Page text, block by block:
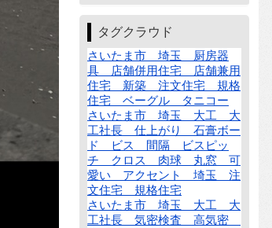
タグクラウド
さいたま市 埼玉 厨房器
具 店舗併用住宅 店舗兼用
住宅 新築 注文住宅 規格
住宅 ベーグル タニコー
さいたま市 埼玉 大工 大
工社長 仕上がり 石膏ボー
ド ビス 間隔 ビスピッ
チ クロス 肉球 丸窓 可
愛い アクセント 埼玉 注
文住宅 規格住宅
さいたま市 埼玉 大工 大
工社長 気密検査 高気密